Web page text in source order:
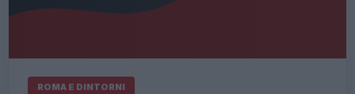
ROMA E DINTORNI